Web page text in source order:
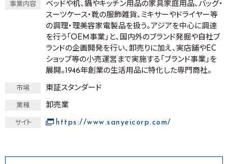
事業内容
ベッドや机、鍋やキッチン用品の家具家庭用品、バッグ・
スーツケース・靴の服飾雑貨、ミキサーやドライヤー等
の調理・理美容家電製品を扱う。アジアを中心に調達
を行う「OEM事業」と、国内外のブランド発掘や自社ブ
ランドの企画開発を行い、卸売りに加え、実店舗やEC
ショップ等の小売運営まで実施する「ブランド事業」を
展開。1946年創業の生活用品に特化した専門商社。
市場 東証スタンダード
業種 卸売業
サイト https://www.sanyeicorp.com/